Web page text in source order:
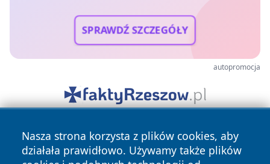
SPRAWDŹ SZCZEGÓŁY
autopromocja
Nasza strona korzysta z plików cookies, aby
działała prawidłowo. Używamy także plików